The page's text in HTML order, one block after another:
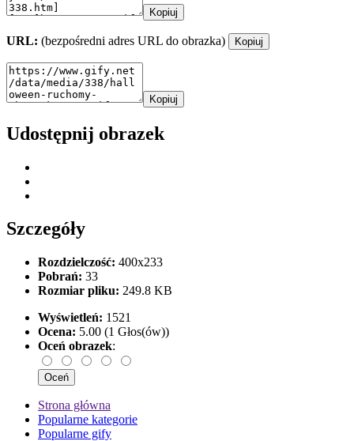
Kopiuj
URL: (bezpośredni adres URL do obrazka) Kopiuj
Kopiuj
Udostępnij obrazek
Szczegóły
Rozdzielczość: 400x233
Pobrań: 33
Rozmiar pliku: 249.8 KB
Wyświetleń: 1521
Ocena: 5.00 (1 Głos(ów))
Oceń obrazek:
Strona główna
Popularne kategorie
Popularne gify